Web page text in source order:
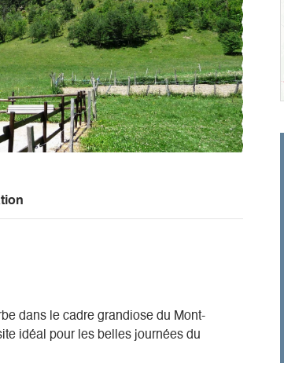
dans le cadre grandiose du Mont-
idéal pour les belles journées du